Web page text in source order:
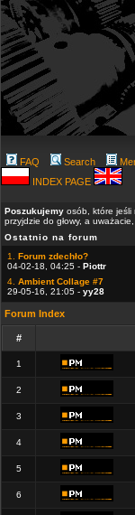
FAQ Search
INDEX PAGE
Poszukujemy osób, które jeśli
przyjdzie do głowy, a
Ostatnio na forum
1. Forum zdechło?
04-02-18, 04:25 - Piottr
4. Ambient Collage #7
29-05-16, 21:05 - yy28
Forum Index
#
1
2
3
4
5
6